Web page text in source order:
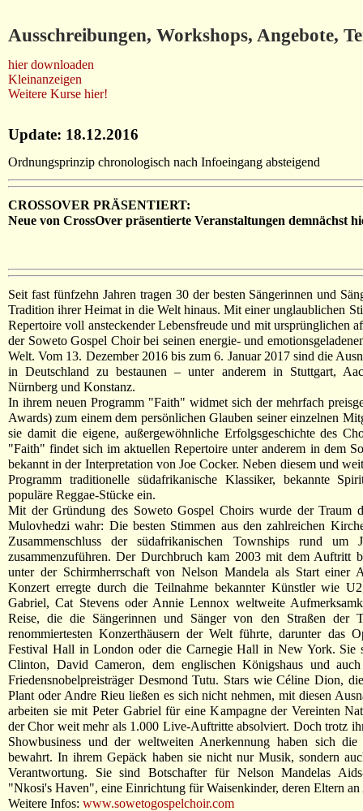
Ausschreibungen, Workshops, Angebote,
hier downloaden
Kleinanzeigen
Weitere Kurse hier!
Update: 18.12.2016
Ordnungsprinzip chronologisch nach Infoeingang absteigend
CROSSOVER PRÄSENTIERT:
Neue von CrossOver präsentierte Veranstaltungen demnächst
Seit fast fünfzehn Jahren tragen 30 der besten Sängerinnen und
Tradition ihrer Heimat in die Welt hinaus. Mit einer unglaublichen
Repertoire voll ansteckender Lebensfreude und mit ursprünglichen
der Soweto Gospel Choir bei seinen energie- und
Welt. Vom 13. Dezember 2016 bis zum 6. Januar 2017 sind die
in Deutschland zu bestaunen – unter anderem in Stuttgart,
Nürnberg und Konstanz.
In ihrem neuen Programm "Faith" widmet sich der mehrfach
Awards) zum einem dem persönlichen Glauben seiner einzelnen
sie damit die eigene, außergewöhnliche Erfolgsgeschichte des
"Faith" findet sich im aktuellen Repertoire unter anderem in dem
bekannt in der Interpretation von Joe Cocker. Neben diesem und
Programm traditionelle südafrikanische Klassiker, bekannte
populäre Reggae-Stücke ein.
Mit der Gründung des Soweto Gospel Choirs wurde der Traum
Mulovhedzi wahr: Die besten Stimmen aus den zahlreichen
Zusammenschluss der südafrikanischen Townships rund um
zusammenzuführen. Der Durchbruch kam 2003 mit dem Auftritt
unter der Schirmherrschaft von Nelson Mandela als Start einer
Konzert erregte durch die Teilnahme bekannter Künstler wie
Gabriel, Cat Stevens oder Annie Lennox weltweite
Reise, die die Sängerinnen und Sänger von den Straßen der
renommiertesten Konzerthäusern der Welt führte, darunter das
Festival Hall in London oder die Carnegie Hall in New York. Sie
Clinton, David Cameron, dem englischen Königshaus und
Friedensnobelpreisträger Desmond Tutu. Stars wie Céline Dion,
Plant oder Andre Rieu ließen es sich nicht nehmen, mit diesen
arbeiten sie mit Peter Gabriel für eine Kampagne der Vereinten
der Chor weit mehr als 1.000 Live-Auftritte absolviert. Doch trotz
Showbusiness und der weltweiten Anerkennung haben sich
bewahrt. In ihrem Gepäck haben sie nicht nur Musik, sondern
Verantwortung. Sie sind Botschafter für Nelson Mandelas
"Nkosi's Haven", eine Einrichtung für Waisenkinder, deren Eltern an
Weitere Infos: www.sowetogospelchoir.com